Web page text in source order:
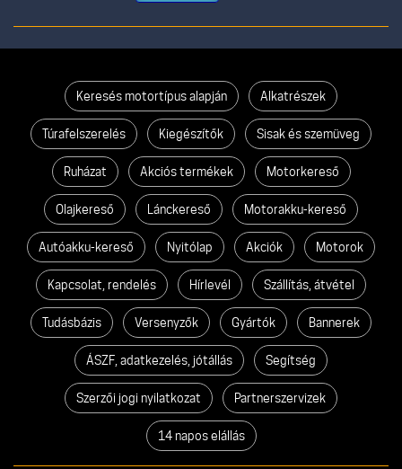
Keresés motortípus alapján Alkatrészek
Túrafelszerelés Kiegészítők Sisak és szemüveg
Ruházat Akciós termékek Motorkereső
Olajkereső Lánckereső Motorakku-kereső
Autóakku-kereső Nyitólap Akciók Motorok
Kapcsolat, rendelés Hírlevél Szállítás, átvétel
Tudásbázis Versenyzők Gyártók Bannerek
ÁSZF, adatkezelés, jótállás Segítség
Szerzői jogi nyilatkozat Partnerszervizek
14 napos elállás